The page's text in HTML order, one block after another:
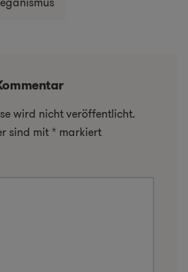
wird nicht veröffentlicht.
sind mit * markiert